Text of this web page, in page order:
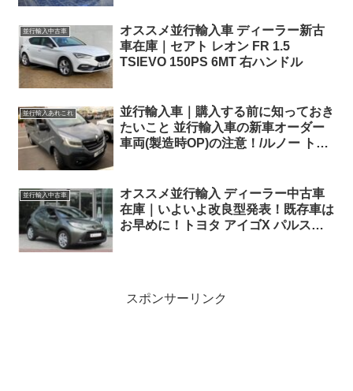
並行輸入中古車
オススメ並行輸入車 ディーラー新古
車在庫｜セアト レオン FR 1.5
TSIEVO 150PS 6MT 右ハンドル
並行輸入あれこれ
並行輸入車｜購入する前に知っておき
たいこと 並行輸入車の新車オーダー
車両(製造時OP)の注意！/ルノー トラ
並行輸入中古車
オススメ並行輸入 ディーラー中古車
在庫｜いよいよ改良型発表！既存車は
お早めに！トヨタ アイゴX パルス
スポンサーリンク